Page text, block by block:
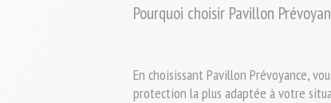
Pourquoi choisir Pavillon
En choisissant Pavillon Prévoyance,
protection la plus adaptée à votre